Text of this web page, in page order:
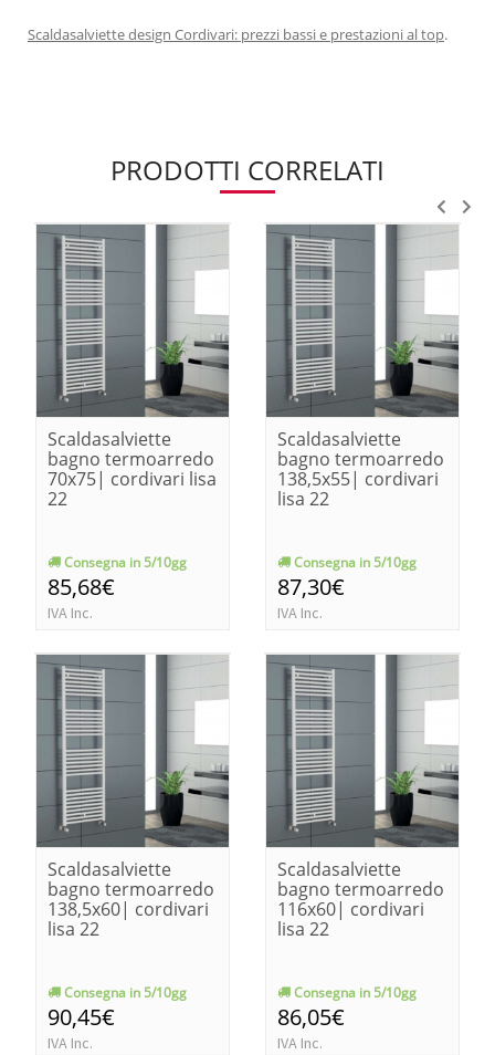
Scaldasalviette design Cordivari: prezzi bassi e prestazioni al top.
PRODOTTI CORRELATI
Scaldasalviette
bagno termoarredo
70x75| cordivari lisa
22
Consegna in 5/10gg
85,68€
IVA Inc.
Scaldasalviette
bagno termoarredo
138,5x55| cordivari
lisa 22
Consegna in 5/10gg
87,30€
IVA Inc.
Scaldasalviette
bagno termoarredo
138,5x60| cordivari
lisa 22
Consegna in 5/10gg
90,45€
IVA Inc.
Scaldasalviette
bagno termoarredo
116x60| cordivari
lisa 22
Consegna in 5/10gg
86,05€
IVA Inc.